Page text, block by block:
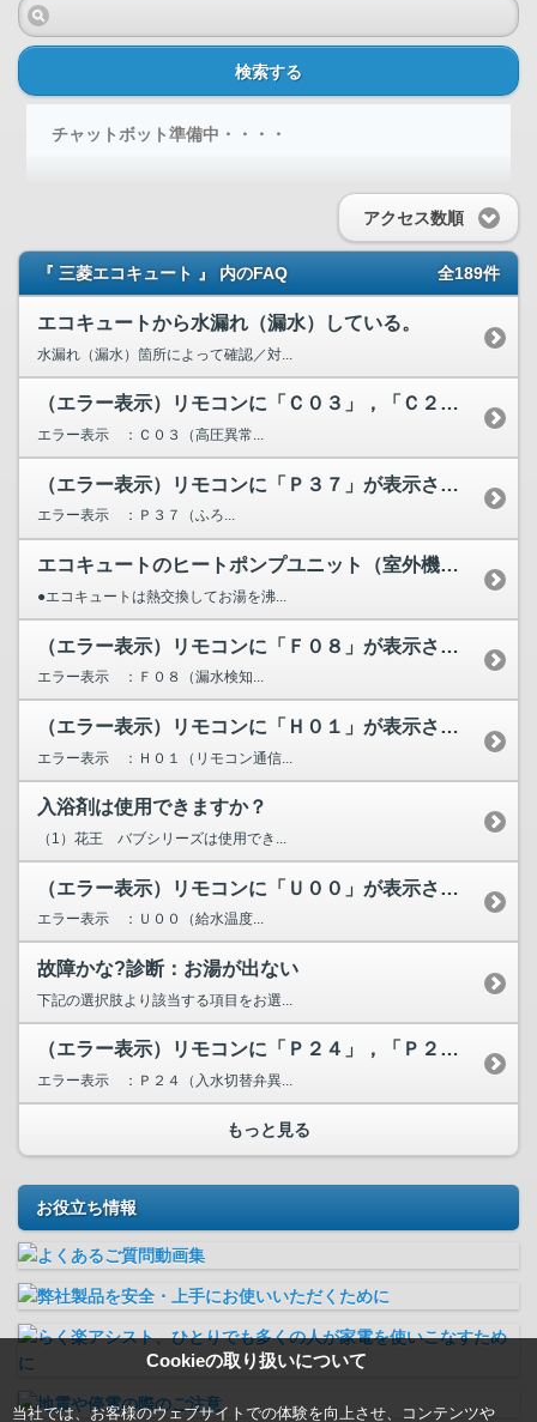
Cookieの取り扱いについて
当社では、お客様のウェブサイトでの体験を向上させ、コンテンツや
検索する
チャットボット準備中・・・・
アクセス数順
『 三菱エコキュート 』 内のFAQ 全189件
エコキュートから水漏れ（漏水）している。
水漏れ（漏水）箇所によって確認／対...
（エラー表示）リモコンに「Ｃ０３」，「Ｃ２０」，「Ｃ２１」...
エラー表示 ：Ｃ０３（高圧異常...
（エラー表示）リモコンに「Ｐ３７」が表示されています。
エラー表示 ：Ｐ３７（ふろ...
エコキュートのヒートポンプユニット（室外機）から水が漏れる...
●エコキュートは熱交換してお湯を沸...
（エラー表示）リモコンに「Ｆ０８」が表示されています。
エラー表示 ：Ｆ０８（漏水検知...
（エラー表示）リモコンに「Ｈ０１」が表示されています。
エラー表示 ：Ｈ０１（リモコン通信...
入浴剤は使用できますか？
（1）花王 バブシリーズは使用でき...
（エラー表示）リモコンに「Ｕ００」が表示されています。
エラー表示 ：Ｕ００（給水温度...
故障かな?診断：お湯が出ない
下記の選択肢より該当する項目をお選...
（エラー表示）リモコンに「Ｐ２４」，「Ｐ２５」，「Ｐ２６」...
エラー表示 ：Ｐ２４（入水切替弁異...
もっと見る
お役立ち情報